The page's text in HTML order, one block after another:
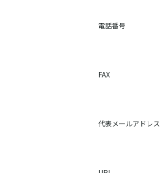
電話番号
FAX
代表メールアドレス